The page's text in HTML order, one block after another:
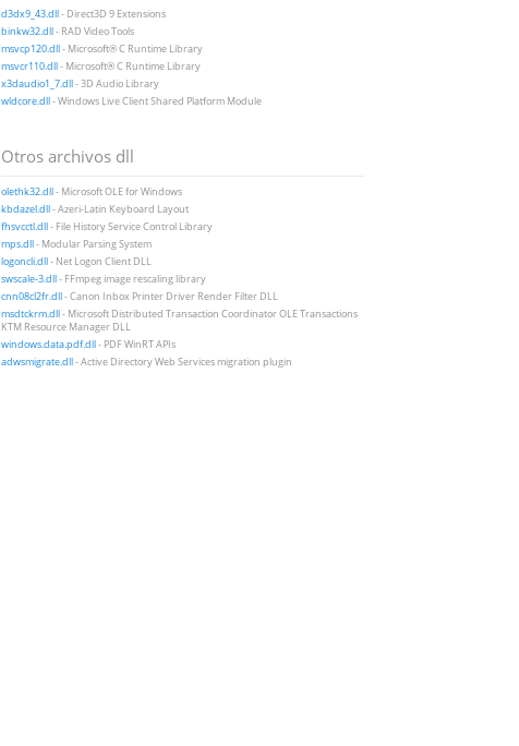
d3dx9_43.dll- Direct3D 9 Extensions
binkw32.dll- RAD Video Tools
msvcp120.dll- Microsoft® C Runtime Library
msvcr110.dll- Microsoft® C Runtime Library
x3daudio1_7.dll- 3D Audio Library
wldcore.dll- Windows Live Client Shared Platform Module
Otros archivos dll
olethk32.dll- Microsoft OLE for Windows
kbdazel.dll- Azeri-Latin Keyboard Layout
fhsvcctl.dll- File History Service Control Library
mps.dll- Modular Parsing System
logoncli.dll- Net Logon Client DLL
swscale-3.dll- FFmpeg image rescaling library
cnn08cl2fr.dll- Canon Inbox Printer Driver Render Filter DLL
msdtckrm.dll- Microsoft Distributed Transaction Coordinator OLE Transactions
KTM Resource Manager DLL
windows.data.pdf.dll- PDF WinRT APIs
adwsmigrate.dll- Active Directory Web Services migration plugin